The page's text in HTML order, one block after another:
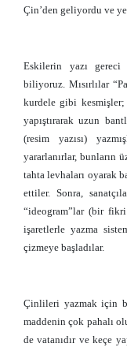
Çin’den geliyordu ve
Eskilerin yazı gereci
biliyoruz. Mısırlılar
kurdele gibi kesmişler;
yapıştırarak uzun
(resim yazısı)
yararlanırlar, bunların
tahta levhaları oyarak
ettiler. Sonra,
“ideogram”lar (bir
işaretlerle yazma
çizmeye başladılar.
Çinlileri yazmak için
maddenin çok pahalı
de vatanıdır ve keçe